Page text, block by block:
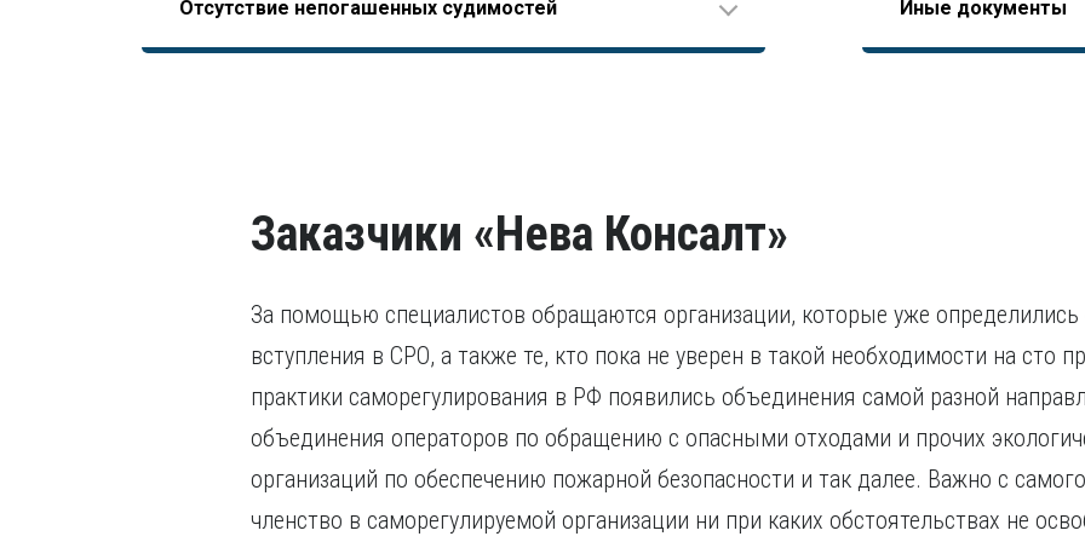
НОСТРОЙ, допускающего начало отсчета трудового стажа еще до
последних пяти лет.
Отсутствие непогашенных судимостей
В том числе, уголовного преследования.
Справка об
Диплом о высшем
В остальных случаях
Иные документы
Согласие на
Заказчики «Нева Консалт»
За помощью специалистов обращаются организации, которые уже
вступления в СРО, а также те, кто пока не уверен в такой необходимости на сто
практики саморегулирования в РФ появились объединения самой разной
объединения операторов по обращению с опасными отходами и прочих
организаций по обеспечению пожарной безопасности и так далее. Важно с
членство в саморегулируемой организации ни при каких обстоятельствах не